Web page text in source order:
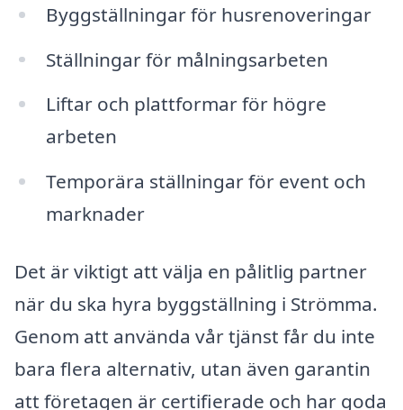
Byggställningar för husrenoveringar
Ställningar för målningsarbeten
Liftar och plattformar för högre
arbeten
Temporära ställningar för event och
marknader
Det är viktigt att välja en pålitlig partner
när du ska hyra byggställning i Strömma.
Genom att använda vår tjänst får du inte
bara flera alternativ, utan även garantin
att företagen är certifierade och har goda